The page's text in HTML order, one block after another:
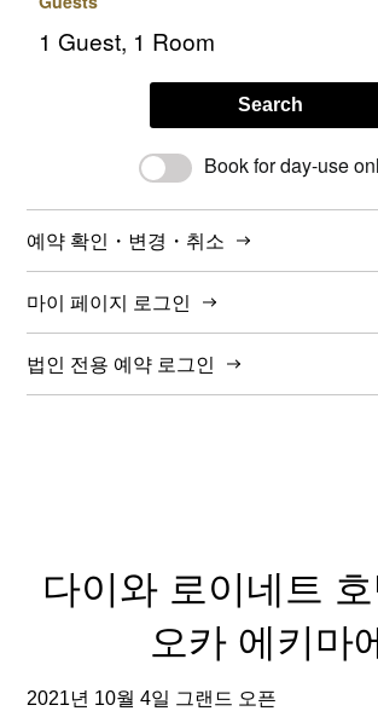
Search
Book for day-use
예약 확인・변경・취소
마이 페이지 로그인
법인 전용 예약 로그인
다이와 로이네트 호
오카 에키마
2021년 10월 4일 그랜드 오픈